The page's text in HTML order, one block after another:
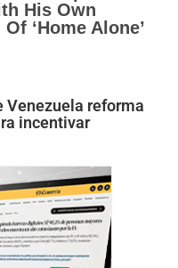
Venezuela reforma
incentivar